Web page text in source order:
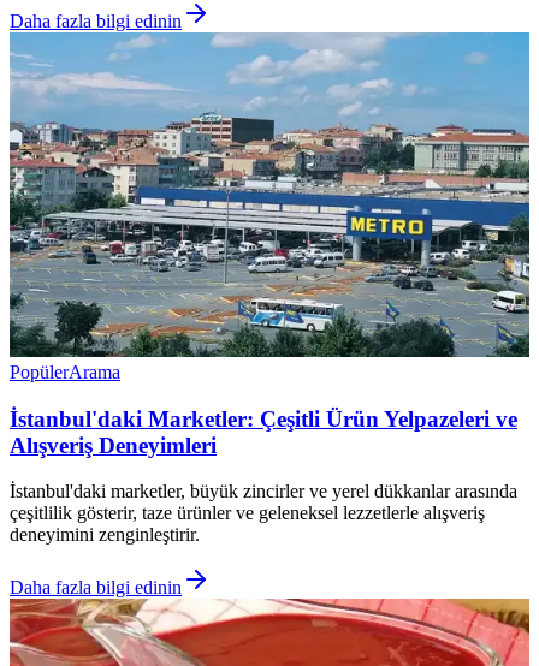
Daha fazla bilgi edinin
PopülerArama
İstanbul'daki Marketler: Çeşitli Ürün Yelpazeleri ve
Alışveriş Deneyimleri
İstanbul'daki marketler, büyük zincirler ve yerel dükkanlar arasında
çeşitlilik gösterir, taze ürünler ve geleneksel lezzetlerle alışveriş
deneyimini zenginleştirir.
Daha fazla bilgi edinin